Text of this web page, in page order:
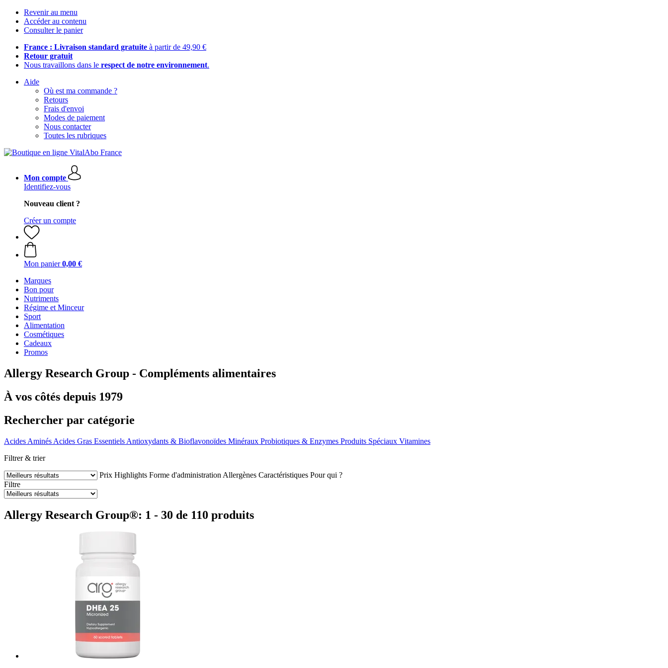
Revenir au menu
Accéder au contenu
Consulter le panier
France : Livraison standard gratuite à partir de 49,90 €
Retour gratuit
Nous travaillons dans le respect de notre environnement.
Aide
Où est ma commande ?
Retours
Frais d'envoi
Modes de paiement
Nous contacter
Toutes les rubriques
Mon compte
Identifiez-vous
Nouveau client ?
Créer un compte
Mon panier 0,00 €
Marques
Bon pour
Nutriments
Régime et Minceur
Sport
Alimentation
Cosmétiques
Cadeaux
Promos
Allergy Research Group - Compléments alimentaires
À vos côtés depuis 1979
Rechercher par catégorie
Acides Aminés Acides Gras Essentiels Antioxydants & Bioflavonoïdes Minéraux Probiotiques & Enzymes Produits Spéciaux Vitamines
Filtrer & trier
Prix Highlights Forme d'administration Allergènes Caractéristiques Pour qui ?
Filtre
Allergy Research Group®: 1 - 30 de 110 produits